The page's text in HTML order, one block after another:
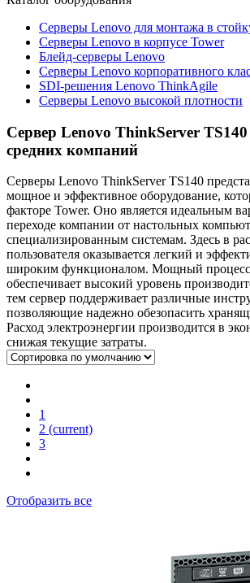
Серверы Lenovo для монтажа в
Серверы Lenovo в корпусе Tower
Блейд-серверы Lenovo
Cерверы Lenovo корпоративного
SDI-решения Lenovo ThinkAgile
Серверы Lenovo высокой плотности
Сервер Lenovo ThinkServer
средних компаний
Серверы Lenovo ThinkServer TS140
мощное и эффективное оборудование,
факторе Tower. Оно является идеальным
переходе компании от настольных
специализированным системам. Здесь в
пользователя оказывается легкий и
широким функционалом. Мощный
обеспечивает высокий уровень
тем сервер поддерживает различные
позволяющие надежно обезопасить
Расход электроэнергии производится в
снижая текущие затраты.
1
2 (current)
3
Отобразить все